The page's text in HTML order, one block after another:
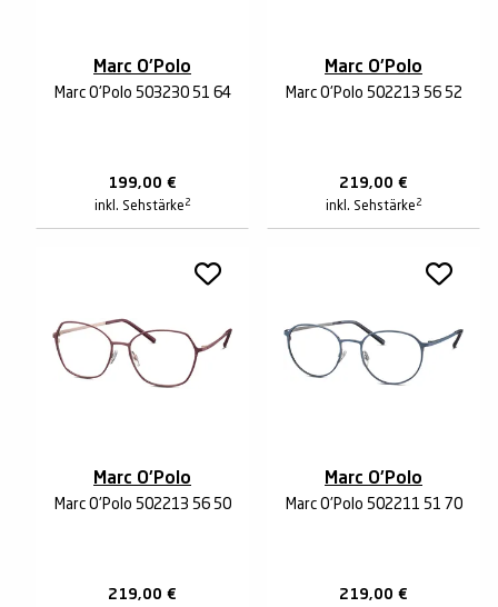
Marc O'Polo
Marc O'Polo 503230 51 64
199,00 €
inkl. Sehstärke 2
Marc O'Polo
Marc O'Polo 502213 56 52
219,00 €
inkl. Sehstärke 2
Marc O'Polo
Marc O'Polo 502213 56 50
219,00 €
Marc O'Polo
Marc O'Polo 502211 51 70
219,00 €